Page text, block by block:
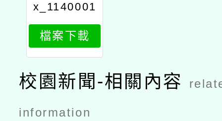
x_1140001
100_attach
1
檔案下載
校園新聞-相關內容
information